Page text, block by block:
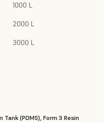
1000 L
2000 L
3000 L
Tank (PDMS), Form 3 Resin